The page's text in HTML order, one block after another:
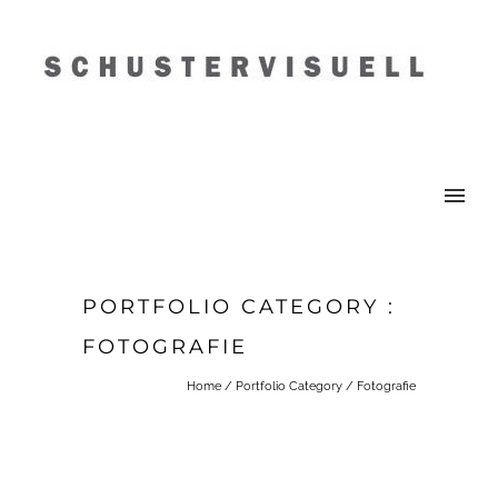
PORTFOLIO CATEGORY :
FOTOGRAFIE
Home / Portfolio Category / Fotografie